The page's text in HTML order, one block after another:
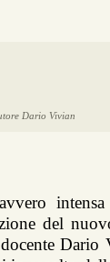
Dario Vivian
del
Dario